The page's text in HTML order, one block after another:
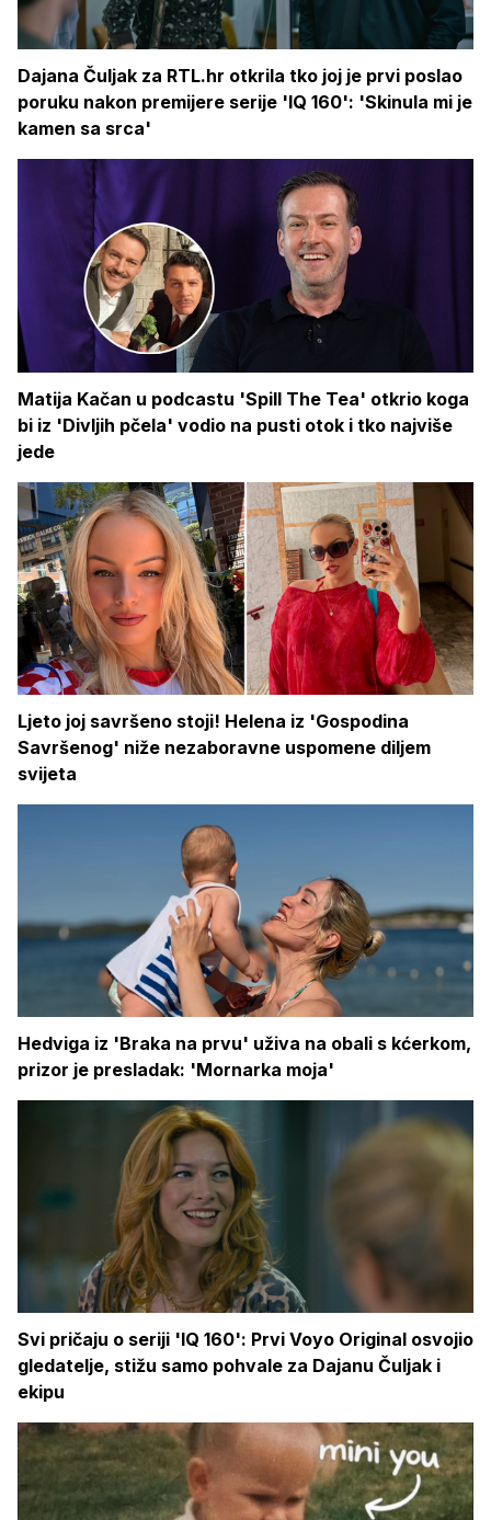
Dajana Čuljak za RTL.hr otkrila tko joj je prvi poslao
poruku nakon premijere serije 'IQ 160': 'Skinula mi je
kamen sa srca'
Matija Kačan u podcastu 'Spill The Tea' otkrio koga
bi iz 'Divljih pčela' vodio na pusti otok i tko najviše
jede
Ljeto joj savršeno stoji! Helena iz 'Gospodina
Savršenog' niže nezaboravne uspomene diljem
svijeta
Hedviga iz 'Braka na prvu' uživa na obali s kćerkom,
prizor je presladak: 'Mornarka moja'
Svi pričaju o seriji 'IQ 160': Prvi Voyo Original osvojio
gledatelje, stižu samo pohvale za Dajanu Čuljak i
ekipu